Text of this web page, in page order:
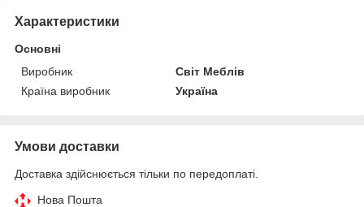
Характеристики
Основні
Виробник
Світ Меблів
Країна виробник
Україна
Умови доставки
Доставка здійснюється тільки по передоплаті.
Нова Пошта